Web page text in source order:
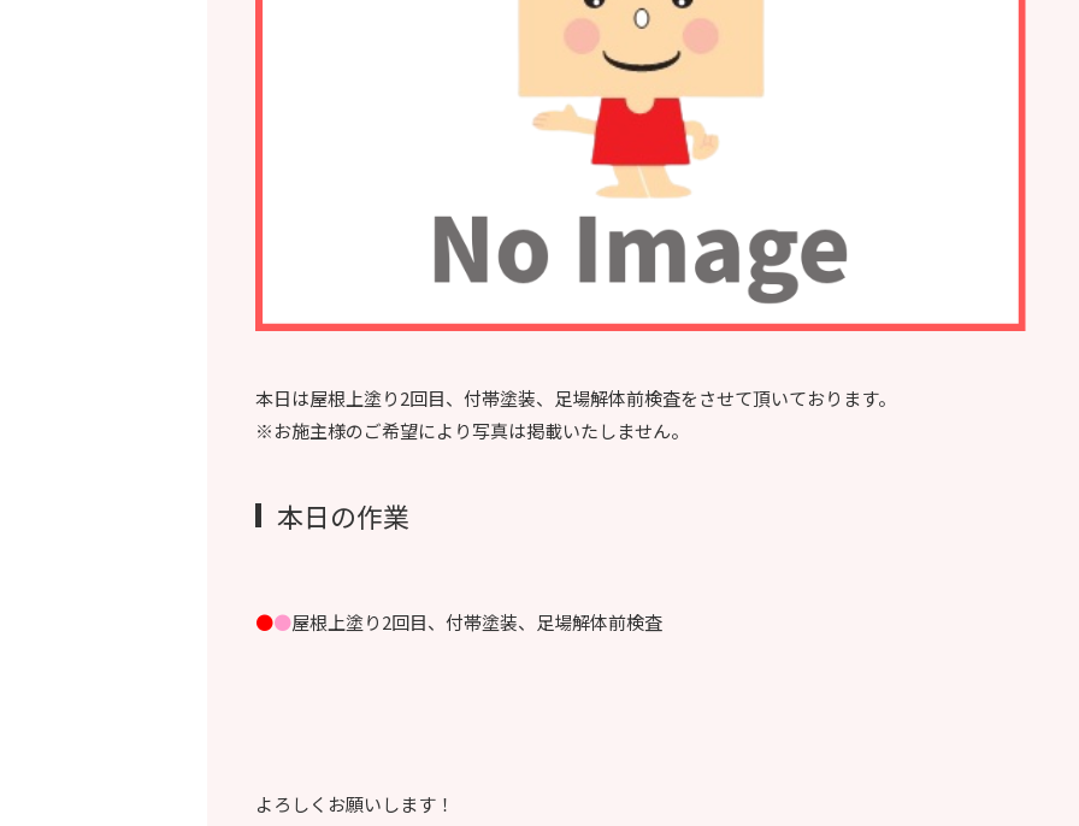
本日は屋根上塗り2回目、付帯塗装、足場解体前検査をさせて頂いております。
※お施主様のご希望により写真は掲載いたしません。
本日の作業
●●屋根上塗り2回目、付帯塗装、足場解体前検査
よろしくお願いします！